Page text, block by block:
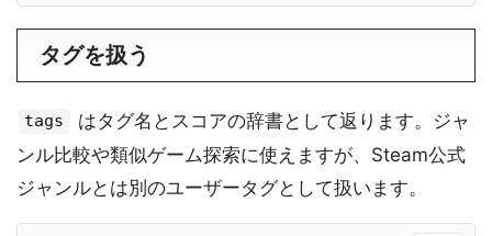
タグを扱う
tags
はタグ名とスコアの辞書として返ります。ジャ
ンル比較や類似ゲーム探索に使えますが、Steam公式
ジャンルとは別のユーザータグとして扱います。